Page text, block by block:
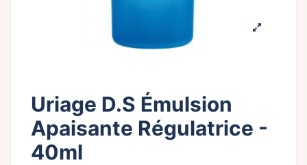
Uriage D.S Émulsion
Apaisante Régulatrice -
40ml